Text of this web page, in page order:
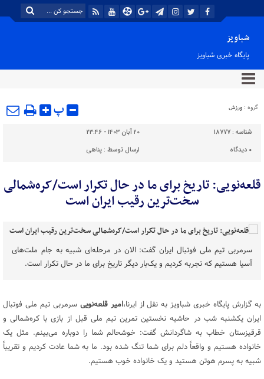
شباویز
پایگاه خبری شباویز
گروه : ورزش پ
شناسه : 18777
۲۰ آبان ۱۴۰۳ - ۲۳:۴۶
۰ دیدگاه ارسال توسط :پناهی
قلعه‌نویی: تاریخ برای ما در حال تکرار است/کره‌شمالی
سخت‌ترین رقیب ایران است
سرمربی تیم ملی فوتبال ایران گفت: الان در مرحله‌ای شبیه به جام ملت‌های
آسیا هستیم که تجربه کردیم و یک‌بار دیگر تاریخ برای ما در حال تکرار است.
به گزارش پایگاه خبری شباویز به نقل از ایرنا،امیر قلعه‌نویی سرمربی تیم ملی فوتبال
ایران یکشنبه شب در حاشیه نخستین تمرین تیم ملی قبل از بازی با کره‌شمالی و
قرقیزستان خطاب به شاگردانش گفت: خوشحالم شما را دوباره می‌بینم. مثل یک
خانواده هستیم و واقعاً دلم برای شما تنگ شده بود. ما به شما عادت کردیم و تقریباً
شبیه به پسرم هوتن هستید و یک خانواده خوب هستیم.